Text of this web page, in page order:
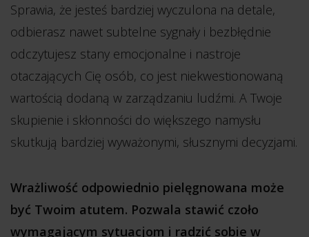
Sprawia, że jesteś bardziej wyczulona na detale,
odbierasz nawet subtelne sygnały i bezbłędnie
odczytujesz stany emocjonalne i nastroje
otaczających Cię osób, co jest niekwestionowaną
wartością dodaną w zarządzaniu ludźmi. A Twoje
skupienie i skłonności do większego namysłu
skutkują bardziej wyważonymi, słusznymi decyzjami.
Wrażliwość odpowiednio pielęgnowana może
być Twoim atutem. Pozwala stawić czoło
wymagającym sytuacjom i radzić sobie w